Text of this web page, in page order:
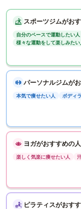
スポーツジムがお
自分のペースで運動したい人
様々な運動をして楽しみたい
パーソナルジムが
本気で痩せたい人 ボディ
ヨガがおすすめの人
楽しく気楽に痩せたい人
ピラティスがおす